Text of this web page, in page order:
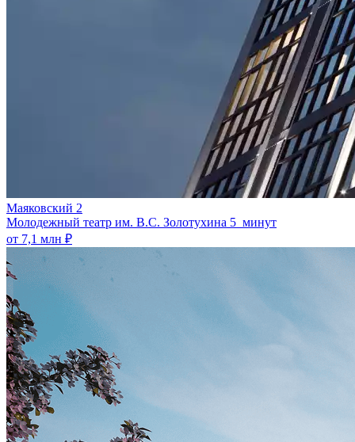
Маяковский 2
Молодежный театр им. В.С. Золотухина 5 минут
от 7,1 млн ₽